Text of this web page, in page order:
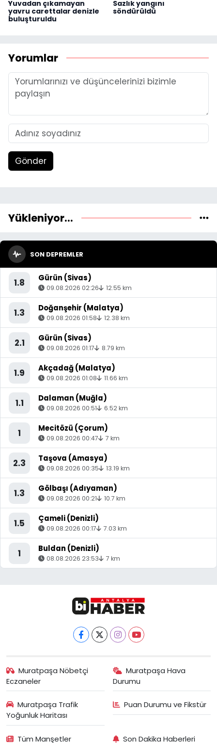
Yuvadan çıkamayan
yavru carettalar denizle
buluşturuldu
Sazlık yangını
söndürüldü
Yorumlar
Gönder
Yükleniyor...
SON DEPREMLER
1.8 Gürün (Sivas)
09.08.2026 02:26 12.55 km
1.3 Doğanşehir (Malatya)
09.08.2026 01:58 12.38 km
2.1 Gürün (Sivas)
09.08.2026 01:17 8.79 km
1.9 Akçadağ (Malatya)
09.08.2026 01:08 11.66 km
1.1 Dalaman (Muğla)
09.08.2026 00:51 6.52 km
1 Mecitözü (Çorum)
09.08.2026 00:47 7 km
2.3 Taşova (Amasya)
09.08.2026 00:35 13.19 km
1.3 Gölbaşı (Adıyaman)
09.08.2026 00:21 10.7 km
1.5 Çameli (Denizli)
09.08.2026 00:17 7.03 km
1 Buldan (Denizli)
08.08.2026 23:53 7 km
Muratpaşa Nöbetçi
Eczaneler
Muratpaşa Hava
Durumu
Muratpaşa Trafik
Yoğunluk Haritası
Puan Durumu ve Fikstür
Tüm Manşetler Son Dakika Haberleri